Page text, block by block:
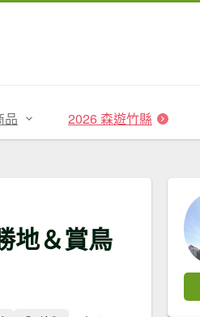
品 2026 森遊竹縣
地＆賞鳥